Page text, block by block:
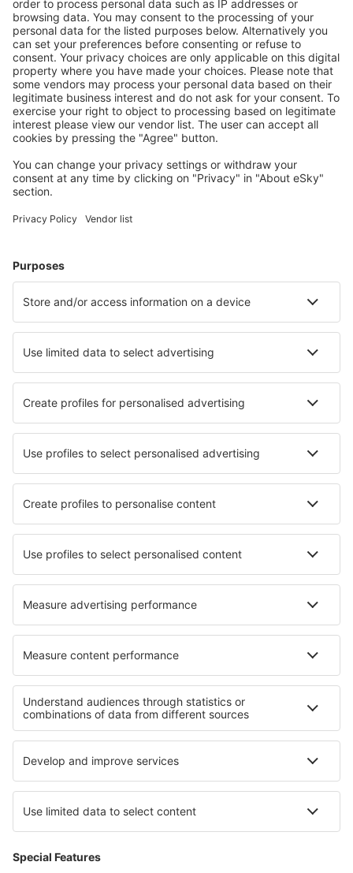
Töltse le az alkalmazásunkatés tervezze
meg az útjait kényelmesen
Tervezze meg az utazást
Repülőjegy
Szállás
Repülő+Hotel
Transzferek
Látnivalók
Sportesemények
Tudjon meg többet
Legalacsonyabb ár garancia
Légitársaságok
Ryanair
Wizz Air
Lufthansa
Eurowings
easyJet
eSky
Felhasználási feltételek
Foglalásaim
Adatvédelmi Irányelvek
Segítség és kapcsolat